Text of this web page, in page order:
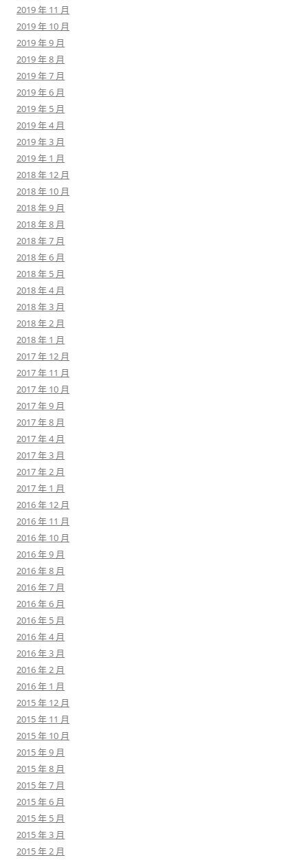
2019 年 11 月
2019 年 10 月
2019 年 9 月
2019 年 8 月
2019 年 7 月
2019 年 6 月
2019 年 5 月
2019 年 4 月
2019 年 3 月
2019 年 1 月
2018 年 12 月
2018 年 10 月
2018 年 9 月
2018 年 8 月
2018 年 7 月
2018 年 6 月
2018 年 5 月
2018 年 4 月
2018 年 3 月
2018 年 2 月
2018 年 1 月
2017 年 12 月
2017 年 11 月
2017 年 10 月
2017 年 9 月
2017 年 8 月
2017 年 4 月
2017 年 3 月
2017 年 2 月
2017 年 1 月
2016 年 12 月
2016 年 11 月
2016 年 10 月
2016 年 9 月
2016 年 8 月
2016 年 7 月
2016 年 6 月
2016 年 5 月
2016 年 4 月
2016 年 3 月
2016 年 2 月
2016 年 1 月
2015 年 12 月
2015 年 11 月
2015 年 10 月
2015 年 9 月
2015 年 8 月
2015 年 7 月
2015 年 6 月
2015 年 5 月
2015 年 3 月
2015 年 2 月